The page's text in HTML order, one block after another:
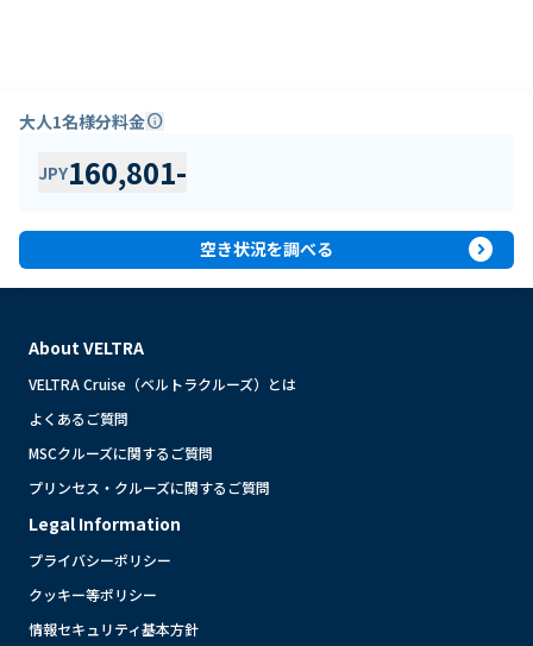
大人1名様分料金info
JPY160,801-
空き状況を調べる expand_circle_right
About VELTRA
VELTRA Cruise（ベルトラクルーズ）とは
よくあるご質問
MSCクルーズに関するご質問
プリンセス・クルーズに関するご質問
Legal Information
プライバシーポリシー
クッキー等ポリシー
情報セキュリティ基本方針